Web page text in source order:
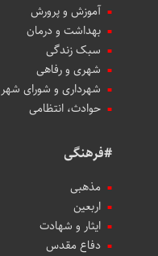
آموزش و پرورش
بهداشت و درمان
سبک زندگی
شهری و رفاهی
شهرداری و شورای شهر
حوادث، انتظامی
#فرهنگی
مذهبی
اربعین
ایثار و شهادت
دفاع مقدس